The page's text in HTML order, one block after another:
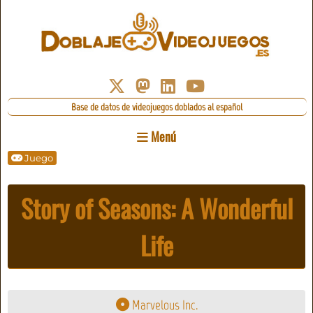
Base de datos de videojuegos doblados al español
Menú
Juego
Story of Seasons: A Wonderful
Life
Marvelous Inc.